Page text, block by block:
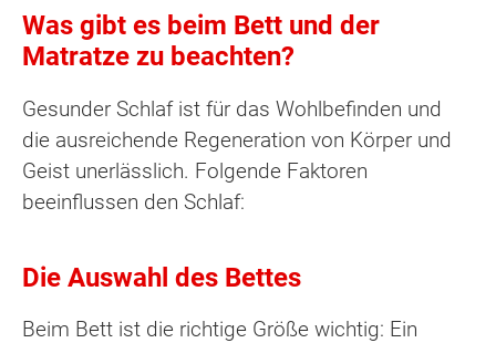
Was gibt es beim Bett und der
Matratze zu beachten?
Gesunder Schlaf ist für das Wohlbefinden und
die ausreichende Regeneration von Körper und
Geist unerlässlich. Folgende Faktoren
beeinflussen den Schlaf:
Die Auswahl des Bettes
Beim Bett ist die richtige Größe wichtig: Ein